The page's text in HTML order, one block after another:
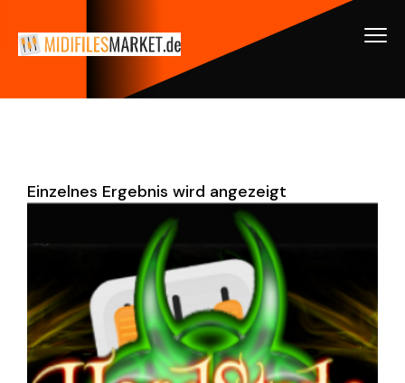
Einzelnes Ergebnis wird angezeigt